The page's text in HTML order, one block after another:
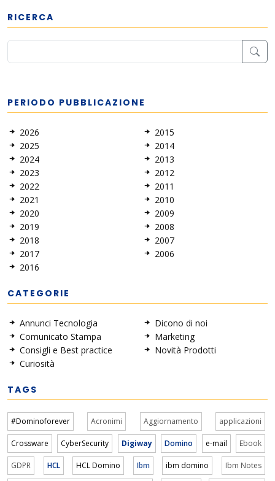
RICERCA
PERIODO PUBBLICAZIONE
2026
2025
2024
2023
2022
2021
2020
2019
2018
2017
2016
2015
2014
2013
2012
2011
2010
2009
2008
2007
2006
CATEGORIE
Annunci Tecnologia
Comunicato Stampa
Consigli e Best practice
Curiosità
Dicono di noi
Marketing
Novità Prodotti
TAGS
#Dominoforever Acronimi Aggiornamento applicazioni
Crossware CyberSecurity Digiway Domino e-mail Ebook
GDPR HCL HCL Domino Ibm ibm domino Ibm Notes